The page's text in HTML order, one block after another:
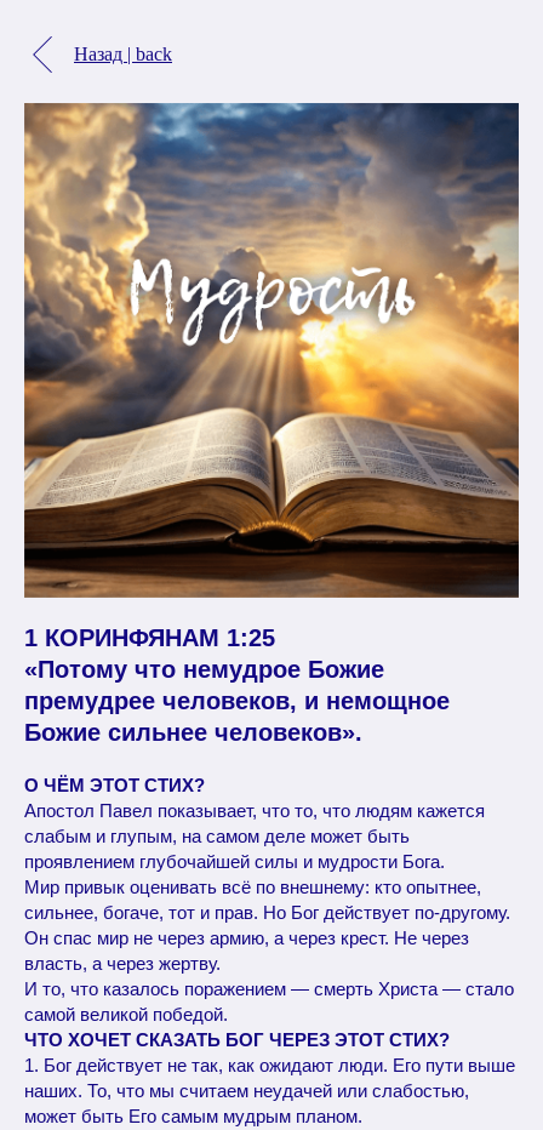
Назад | back
1 КОРИНФЯНАМ 1:25
«Потому что немудрое Божие
премудрее человеков, и немощное
Божие сильнее человеков».
О ЧЁМ ЭТОТ СТИХ?
Апостол Павел показывает, что то, что людям кажется
слабым и глупым, на самом деле может быть
проявлением глубочайшей силы и мудрости Бога.
Мир привык оценивать всё по внешнему: кто опытнее,
сильнее, богаче, тот и прав. Но Бог действует по-другому.
Он спас мир не через армию, а через крест. Не через
власть, а через жертву.
И то, что казалось поражением — смерть Христа — стало
самой великой победой.
ЧТО ХОЧЕТ СКАЗАТЬ БОГ ЧЕРЕЗ ЭТОТ СТИХ?
1. Бог действует не так, как ожидают люди. Его пути выше
наших. То, что мы считаем неудачей или слабостью,
может быть Его самым мудрым планом.